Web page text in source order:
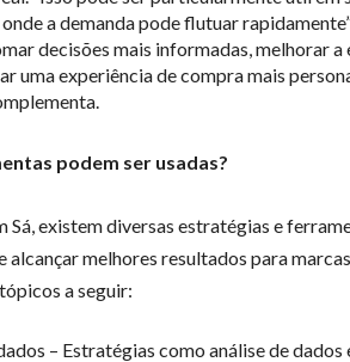
a demanda pode flutuar
decisões mais informadas, melhorar
uma experiência de compra mais
podem ser usadas?
Sá, existem diversas estratégias e
alcançar melhores resultados para
a seguir:
– Estratégias como análise de